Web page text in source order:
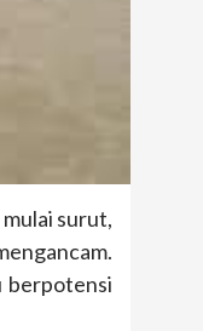
surut,
berpotensi